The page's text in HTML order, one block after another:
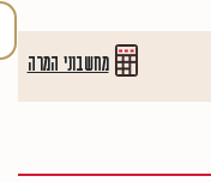
מחשבוני המרה